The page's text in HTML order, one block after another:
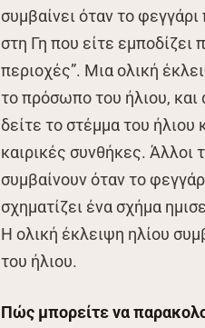
συμβαίνει όταν το φεγγάρι
στη Γη που είτε
περιοχές”. Μια ολική
το πρόσωπο του ήλιου, και
δείτε το στέμμα του
καιρικές συνθήκες. Άλλοι
συμβαίνουν όταν το
σχηματίζει ένα σχήμα
Η ολική έκλειψη ηλίου
του ήλιου.
Πώς μπορείτε να